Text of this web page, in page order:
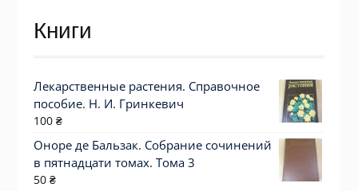
Книги
Лекарственные растения. Справочное
пособие. Н. И. Гринкевич
100 ₴
Оноре де Бальзак. Собрание сочинений
в пятнадцати томах. Тома 3
50 ₴